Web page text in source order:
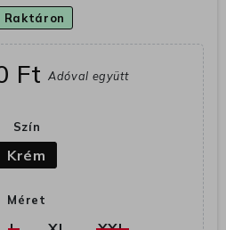
Raktáron
FtAdóval együtt
Szín
Krém
Méret